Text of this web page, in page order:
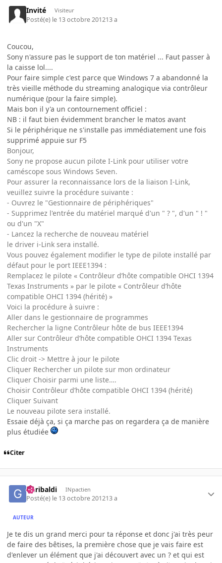
Invité Visiteur
Posté(e) le 13 octobre 201213 a
Coucou,
Sony n'assure pas le support de ton matériel ... Faut passer à
la caisse lol....
Pour faire simple c'est parce que Windows 7 a abandonné la
très vieille méthode du streaming analogique via contrôleur
numérique (pour la faire simple).
Mais bon il y'a un contournement officiel :
NB : il faut bien évidemment brancher le matos avant
Si le périphérique ne s'installe pas immédiatement une fois
supprimé appuie sur F5
Bonjour,
Sony ne propose aucun pilote I-Link pour utiliser votre
caméscope sous Windows Seven.
Pour assurer la reconnaissance lors de la liaison I-Link,
veuillez suivre la procédure suivante :
- Ouvrez le "Gestionnaire de périphériques"
- Supprimez l'entrée du matériel marqué d'un " ? ", d'un " ! "
ou d'un "X"
- Lancez la recherche de nouveau matériel
le driver i-Link sera installé.
Vous pouvez également modifier le type de pilote installé par
défaut pour le port IEEE1394 :
Remplacez le pilote « Contrôleur d’hôte compatible OHCI 1394
Texas Instruments » par le pilote « Contrôleur d’hôte
compatible OHCI 1394 (hérité) »
Voici la procédure à suivre :
Aller dans le gestionnaire de programmes
Rechercher la ligne Contrôleur hôte de bus IEEE1394
Aller sur Contrôleur d’hôte compatible OHCI 1394 Texas
Instruments
Clic droit -> Mettre à jour le pilote
Cliquer Rechercher un pilote sur mon ordinateur
Cliquer Choisir parmi une liste….
Choisir Contrôleur d’hôte compatible OHCI 1394 (hérité)
Cliquer Suivant
Le nouveau pilote sera installé.
Essaie déjà ça, si ça marche pas on regardera ça de manière
plus étudiée
Citer
Garibaldi INpactien
Posté(e) le 13 octobre 201213 a
AUTEUR
Je te dis un grand merci pour ta réponse et donc j'ai très peur
de faire des bêtises, la première chose que je vais faire est
d'enlever un élément que j'ai découvert avec un ? et qui est